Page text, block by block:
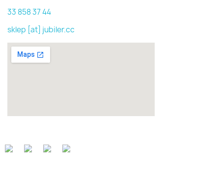
33 858 37 44
sklep [at] jubiler.cc